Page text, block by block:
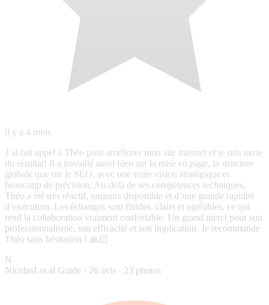
Local Guide · 26 avis · 23 photos